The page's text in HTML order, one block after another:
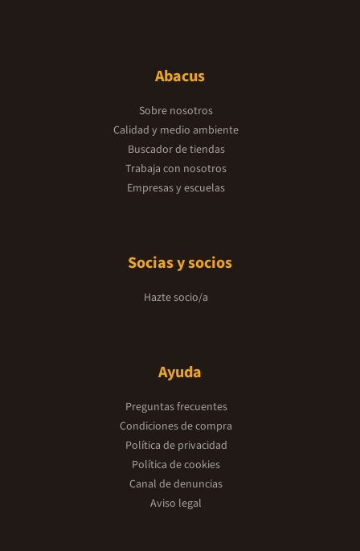
Abacus
Sobre nosotros
Calidad y medio ambiente
Buscador de tiendas
Trabaja con nosotros
Empresas y escuelas
Socias y socios
Hazte socio/a
Ayuda
Preguntas frecuentes
Condiciones de compra
Política de privacidad
Política de cookies
Canal de denuncias
Aviso legal